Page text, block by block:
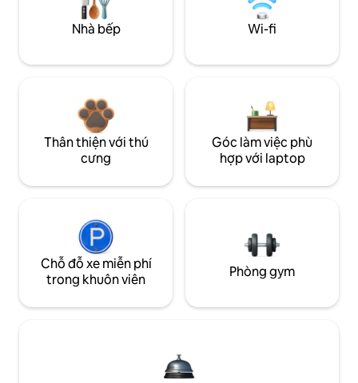
Nhà bếp Wi-fi
Thân thiện với thú
cưng
Góc làm việc phù
hợp với laptop
Chỗ đỗ xe miễn phí
trong khuôn viên
Phòng gym